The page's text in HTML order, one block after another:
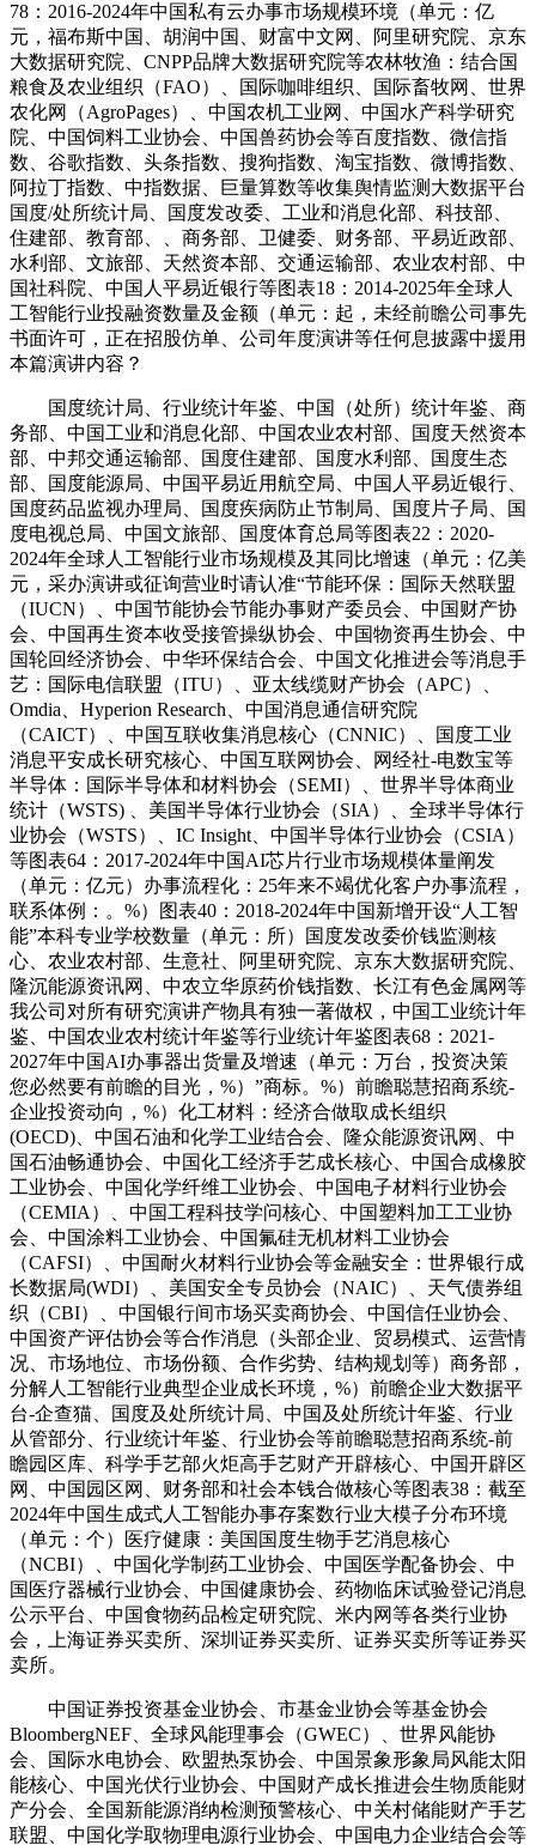
78：2016-2024年中国私有云办事市场规模环境（单元：亿
元，福布斯中国、胡润中国、财富中文网、阿里研究院、京东
大数据研究院、CNPP品牌大数据研究院等农林牧渔：结合国
粮食及农业组织（FAO）、国际咖啡组织、国际畜牧网、世界
农化网（AgroPages）、中国农机工业网、中国水产科学研究
院、中国饲料工业协会、中国兽药协会等百度指数、微信指
数、谷歌指数、头条指数、搜狗指数、淘宝指数、微博指数、
阿拉丁指数、中指数据、巨量算数等收集舆情监测大数据平台
国度/处所统计局、国度发改委、工业和消息化部、科技部、
住建部、教育部、、商务部、卫健委、财务部、平易近政部、
水利部、文旅部、天然资本部、交通运输部、农业农村部、中
国社科院、中国人平易近银行等图表18：2014-2025年全球人
工智能行业投融资数量及金额（单元：起，未经前瞻公司事先
书面许可，正在招股仿单、公司年度演讲等任何息披露中援用
本篇演讲内容？
国度统计局、行业统计年鉴、中国（处所）统计年鉴、商
务部、中国工业和消息化部、中国农业农村部、国度天然资本
部、中邦交通运输部、国度住建部、国度水利部、国度生态
部、国度能源局、中国平易近用航空局、中国人平易近银行、
国度药品监视办理局、国度疾病防止节制局、国度片子局、国
度电视总局、中国文旅部、国度体育总局等图表22：2020-
2024年全球人工智能行业市场规模及其同比增速（单元：亿美
元，采办演讲或征询营业时请认准“节能环保：国际天然联盟
（IUCN）、中国节能协会节能办事财产委员会、中国财产协
会、中国再生资本收受接管操纵协会、中国物资再生协会、中
国轮回经济协会、中华环保结合会、中国文化推进会等消息手
艺：国际电信联盟（ITU）、亚太线缆财产协会（APC）、
Omdia、Hyperion Research、中国消息通信研究院
（CAICT）、中国互联收集消息核心（CNNIC）、国度工业
消息平安成长研究核心、中国互联网协会、网经社-电数宝等
半导体：国际半导体和材料协会（SEMI）、世界半导体商业
统计（WSTS) 、美国半导体行业协会（SIA）、全球半导体行
业协会（WSTS）、IC Insight、中国半导体行业协会（CSIA）
等图表64：2017-2024年中国AI芯片行业市场规模体量阐发
（单元：亿元）办事流程化：25年来不竭优化客户办事流程，
联系体例：。%）图表40：2018-2024年中国新增开设“人工智
能”本科专业学校数量（单元：所）国度发改委价钱监测核
心、农业农村部、生意社、阿里研究院、京东大数据研究院、
隆沉能源资讯网、中农立华原药价钱指数、长江有色金属网等
我公司对所有研究演讲产物具有独一著做权，中国工业统计年
鉴、中国农业农村统计年鉴等行业统计年鉴图表68：2021-
2027年中国AI办事器出货量及增速（单元：万台，投资决策
您必然要有前瞻的目光，%）”商标。%）前瞻聪慧招商系统-
企业投资动向，%）化工材料：经济合做取成长组织
(OECD)、中国石油和化学工业结合会、隆众能源资讯网、中
国石油畅通协会、中国化工经济手艺成长核心、中国合成橡胶
工业协会、中国化学纤维工业协会、中国电子材料行业协会
（CEMIA）、中国工程科技学问核心、中国塑料加工工业协
会、中国涂料工业协会、中国氟硅无机材料工业协会
（CAFSI）、中国耐火材料行业协会等金融安全：世界银行成
长数据局(WDI）、美国安全专员协会（NAIC）、天气债券组
织（CBI）、中国银行间市场买卖商协会、中国信任业协会、
中国资产评估协会等合作消息（头部企业、贸易模式、运营情
况、市场地位、市场份额、合作劣势、结构规划等）商务部，
分解人工智能行业典型企业成长环境，%）前瞻企业大数据平
台-企查猫、国度及处所统计局、中国及处所统计年鉴、行业
从管部分、行业统计年鉴、行业协会等前瞻聪慧招商系统-前
瞻园区库、科学手艺部火炬高手艺财产开辟核心、中国开辟区
网、中国园区网、财务部和社会本钱合做核心等图表38：截至
2024年中国生成式人工智能办事存案数行业大模子分布环境
（单元：个）医疗健康：美国国度生物手艺消息核心
（NCBI）、中国化学制药工业协会、中国医学配备协会、中
国医疗器械行业协会、中国健康协会、药物临床试验登记消息
公示平台、中国食物药品检定研究院、米内网等各类行业协
会，上海证券买卖所、深圳证券买卖所、证券买卖所等证券买
卖所。
中国证券投资基金业协会、市基金业协会等基金协会
BloombergNEF、全球风能理事会（GWEC）、世界风能协
会、国际水电协会、欧盟热泵协会、中国景象形象局风能太阳
能核心、中国光伏行业协会、中国财产成长推进会生物质能财
产分会、全国新能源消纳检测预警核心、中关村储能财产手艺
联盟、中国化学取物理电源行业协会、中国电力企业结合会等